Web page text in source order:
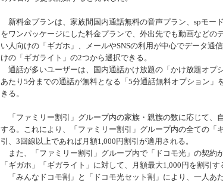
Wi-Fiルーター
ウェアラブル端末
パソコン
ロボット
新料金プランは、家族間国内通話無料の音声プラン、spモー
をワンパッケージにした料金プランで、外出先でも動画などの
い人向けの「ギガホ」、メールやSNSの利用が中心でデータ通
けの「ギガライト」の2つから選択できる。
通話が多いユーザーは、国内通話かけ放題の「かけ放題オプ
あたり5分までの通話が無料となる「5分通話無料オプション」
きる。
「ファミリー割引」グループ内の家族・親族の数に応じて、
する。これにより、「ファミリー割引」グループ内の全ての「
引、3回線以上であれば月額1,000円割引が適用される。
また、「ファミリー割引」グループ内で「ドコモ光」の契約
「ギガホ」「ギガライト」に対して、月額最大1,000円を割引
「みんなドコモ割」と「ドコモ光セット割」により、一人あ